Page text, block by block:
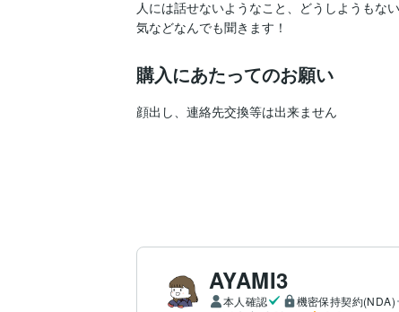
人には話せないようなこと、どうしようもな
購入にあたってのお願い
顔出し、連絡先交換等は出来ません
AYAMI3
本人確認 機密保持契約(NDA)